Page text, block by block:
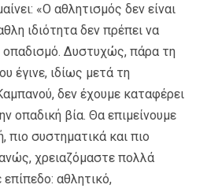
«Ο αθλητισμός δεν είναι
ιδιότητα δεν πρέπει να
Δυστυχώς, πάρα τη
έγινε, ιδίως μετά τη
δεν έχουμε καταφέρει
οπαδική βία. Θα επιμείνουμε
πιο συστηματικά και πιο
χρειαζόμαστε πολλά
αθλητικό,